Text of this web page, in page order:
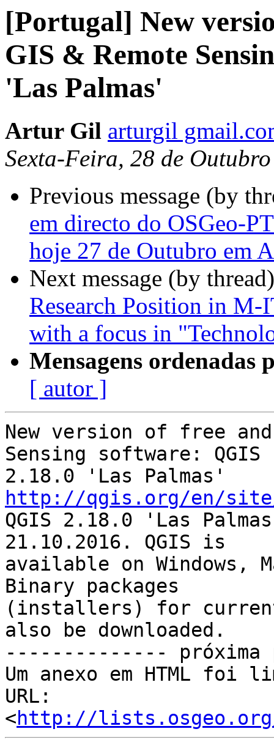
[Portugal] New
GIS & Remote
'Las Palmas'
Artur Gil arturgil
Sexta-Feira, 28 de
Previous message (by
em directo do OSGeo-
hoje 27 de Outubro em
Next message (by
Research Position in
with a focus in
Mensagens ordenadas
[ autor ]
New version of free and
Sensing software: QGIS
http://qgis.org/en/site/
QGIS 2.18.0 'Las
21.10.2016. QGIS is
available on Windows,
Binary packages
(installers) for
also be downloaded.
--------------
Um anexo em HTML foi
URL:
<http://lists.osgeo.org/